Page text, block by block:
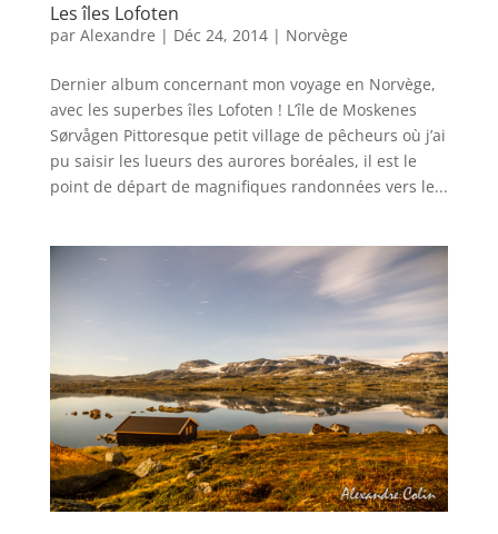
Les îles Lofoten
par Alexandre | Déc 24, 2014| Norvège
Dernier album concernant mon voyage en Norvège,
avec les superbes îles Lofoten ! L’île de Moskenes
Sørvågen Pittoresque petit village de pêcheurs où j’ai
pu saisir les lueurs des aurores boréales, il est le
point de départ de magnifiques randonnées vers le...